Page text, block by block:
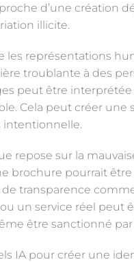
d’une création
illicite.
les représentations
troublante à des
peut être
Cela peut créer
intentionnelle.
repose sur la
brochure pourrait
transparence
un service réel peut
être sanctionné
IA pour créer une